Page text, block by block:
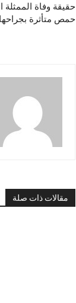
حقيقة وفاة
حمص متأثرة بجراحها
مقالات ذات صلة